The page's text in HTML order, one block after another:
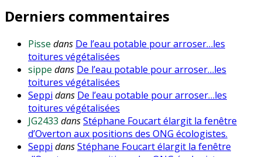
Derniers commentaires
Pisse dans De l’eau potable pour arroser…les
toitures végétalisées
sippe dans De l’eau potable pour arroser…les
toitures végétalisées
Seppi dans De l’eau potable pour arroser…les
toitures végétalisées
JG2433 dansStéphane Foucart élargit la fenêtre
d’Overton aux positions des ONG écologistes.
Seppi dansStéphane Foucart élargit la fenêtre